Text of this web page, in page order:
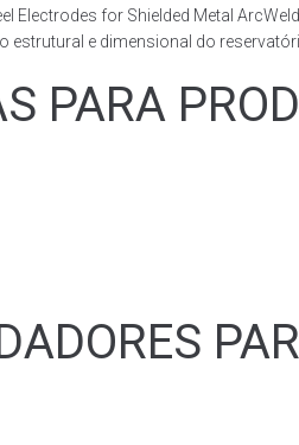
for Shielded Metal
e dimensional do
PARA